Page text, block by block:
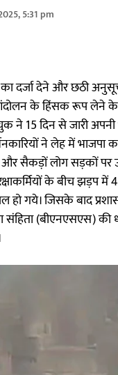
5:31 pm
दर्जा देने और छठी
के हिंसक रूप लेने
ने 15 दिन से जारी
ने लेह में भाजपा
और सैकड़ों लोग सड़कों पर
के बीच झड़प में
हो गये। जिसके बाद
संहिता (बीएनएसएस)